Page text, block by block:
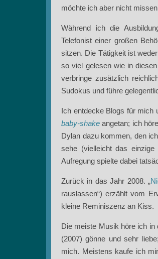
möchte ich aber nicht
Während ich die
Telefonist einer großen
sitzen. Die Tätigkeit ist
so viel gelesen wie in
verbringe zusätzlich
Sudokus und führe
Ich entdecke Blogs für mich
baby-shake angetan; ich
Dylan dazu kommen, den
sehe (vielleicht das
Aufregung spielte dabei
Zurück in das Jahr 2008. „
rauslassen“) erzählt vom
kleine Reminiszenz an Kiss.
Die meiste Musik höre ich in
(2007) gönne und sehr
mich. Meistens kaufe ich